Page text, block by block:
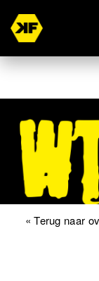
« Terug naar